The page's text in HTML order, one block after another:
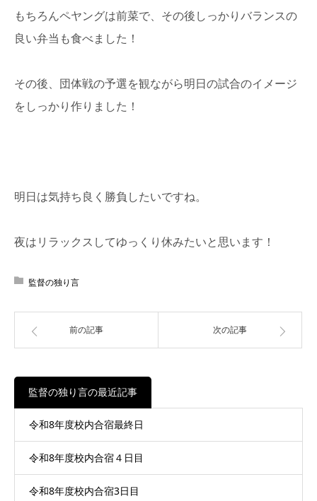
もちろんペヤングは前菜で、その後しっかりバランスの
良い弁当も食べました！
その後、団体戦の予選を観ながら明日の試合のイメージ
をしっかり作りました！
明日は気持ち良く勝負したいですね。
夜はリラックスしてゆっくり休みたいと思います！
監督の独り言
前の記事 次の記事
監督の独り言の最近記事
令和8年度校内合宿最終日
令和8年度校内合宿４日目
令和8年度校内合宿3日目